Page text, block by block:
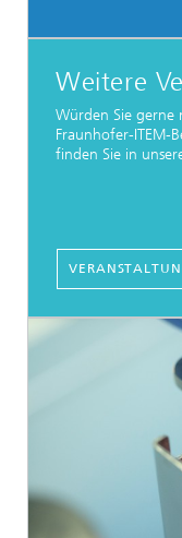
Weitere
Würden Sie
Fraunhofer-ITEM-
finden Sie in